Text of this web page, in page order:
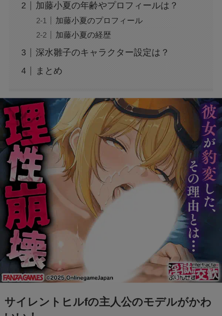
Arc Raidersのソロモードのやり方は？マッチ
ングしない時やオフラインでやる方法も！
スティールザブレインロットがない！消された
理由や対処法は？(フォートナイト)
ラダトーム王の声優は誰？口コミや評判がひど
い？(ドラクエ1&2リメイク)
ドラクエ1＆2リメイクで裏ボスはいる？クリア
加藤小夏の年齢やプロフィールは？
加藤小夏のプロフィール
加藤小夏の経歴
深水雛子のキャラクター設定は？
まとめ
サイレントヒルfの主人公のモデルがかわ